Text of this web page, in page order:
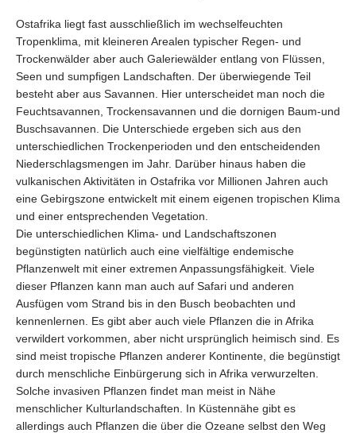
Ostafrika liegt fast ausschließlich im wechselfeuchten
Tropenklima, mit kleineren Arealen typischer Regen- und
Trockenwälder aber auch Galeriewälder entlang von Flüssen,
Seen und sumpfigen Landschaften. Der überwiegende Teil
besteht aber aus Savannen. Hier unterscheidet man noch die
Feuchtsavannen, Trockensavannen und die dornigen Baum-und
Buschsavannen. Die Unterschiede ergeben sich aus den
unterschiedlichen Trockenperioden und den entscheidenden
Niederschlagsmengen im Jahr. Darüber hinaus haben die
vulkanischen Aktivitäten in Ostafrika vor Millionen Jahren auch
eine Gebirgszone entwickelt mit einem eigenen tropischen Klima
und einer entsprechenden Vegetation.
Die unterschiedlichen Klima- und Landschaftszonen
begünstigten natürlich auch eine vielfältige endemische
Pflanzenwelt mit einer extremen Anpassungsfähigkeit. Viele
dieser Pflanzen kann man auch auf Safari und anderen
Ausfügen vom Strand bis in den Busch beobachten und
kennenlernen. Es gibt aber auch viele Pflanzen die in Afrika
verwildert vorkommen, aber nicht ursprünglich heimisch sind. Es
sind meist tropische Pflanzen anderer Kontinente, die begünstigt
durch menschliche Einbürgerung sich in Afrika verwurzelten.
Solche invasiven Pflanzen findet man meist in Nähe
menschlicher Kulturlandschaften. In Küstennähe gibt es
allerdings auch Pflanzen die über die Ozeane selbst den Weg